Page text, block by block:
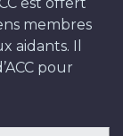
membres
aidants. Il
pour